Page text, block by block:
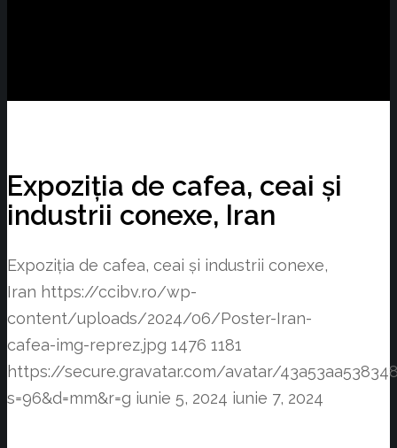
Expoziția de cafea, ceai și
industrii conexe, Iran
Expoziția de cafea, ceai și industrii conexe,
Iran https://ccibv.ro/wp-
content/uploads/2024/06/Poster-Iran-
cafea-img-reprez.jpg 1476 1181
https://secure.gravatar.com/avatar/
s=96&d=mm&r=g iunie 5, 2024 iunie 7, 2024